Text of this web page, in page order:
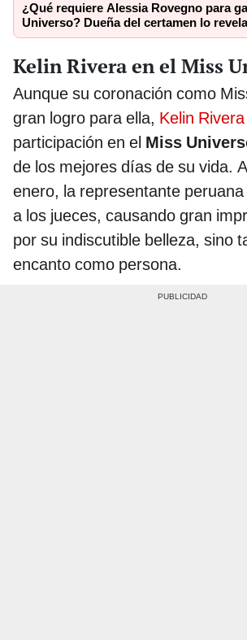
¿Qué requiere Alessia Rovegno para
Universo? Dueña del certamen lo revela
Kelin Rivera en el Miss
Aunque su coronación como
gran logro para ella, Kelin Rivera
participación en el Miss
de los mejores días de su vida.
enero, la representante
a los jueces, causando gran
por su indiscutible belleza, sino
encanto como persona.